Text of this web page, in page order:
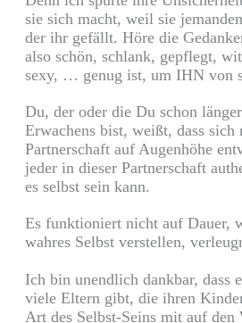
sie sich macht, weil sie
der ihr gefällt. Höre die
also schön, schlank, gepflegt,
sexy, … genug ist, um IHN von
Du, der oder die Du schon
Erwachens bist, weißt, dass sich
Partnerschaft auf Augenhöhe
jeder in dieser Partnerschaft
es selbst sein kann.
Es funktioniert nicht auf Dauer,
wahres Selbst verstellen,
Ich bin unendlich dankbar, dass
viele Eltern gibt, die ihren
Art des Selbst-Seins mit auf den